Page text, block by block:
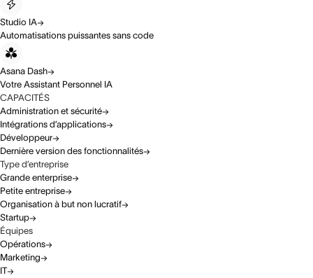
Studio IA
Automatisations puissantes sans code
Asana Dash
Votre Assistant Personnel IA
CAPACITÉS
Administration et sécurité
Intégrations d’applications
Développeur
Dernière version des fonctionnalités
Type d’entreprise
Grande enterprise
Petite entreprise
Organisation à but non lucratif
Startup
Équipes
Opérations
Marketing
IT